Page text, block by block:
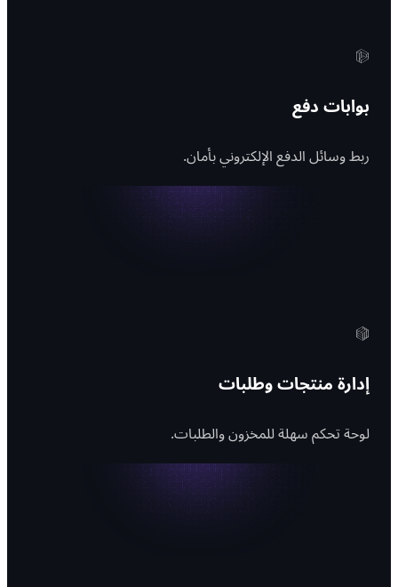
بوابات دفع
ربط وسائل الدفع الإلكتروني بأمان.
إدارة منتجات وطلبات
لوحة تحكم سهلة للمخزون والطلبات.